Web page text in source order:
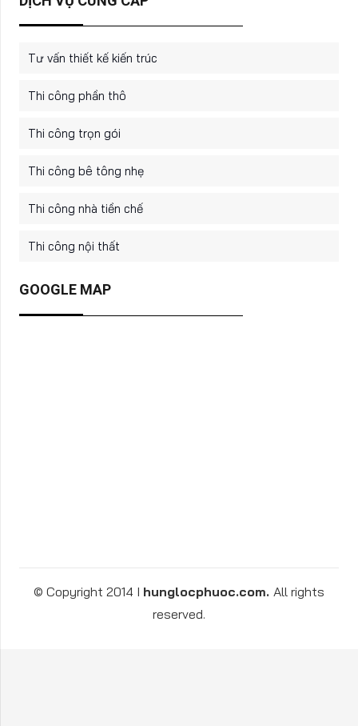
Tư vấn thiết kế kiến trúc
Thi công phần thô
Thi công trọn gói
Thi công bê tông nhẹ
Thi công nhà tiền chế
Thi công nội thất
GOOGLE MAP
© Copyright 2014 I hunglocphuoc.com. All rights
reserved.